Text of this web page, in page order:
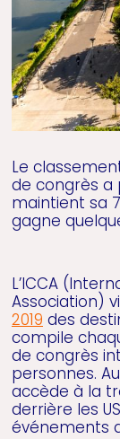
Le
de congrès a
maintient sa
gagne
L’ICCA
Association)
2019 des
compile
de congrès
personnes.
accède à la
derrière les
événements